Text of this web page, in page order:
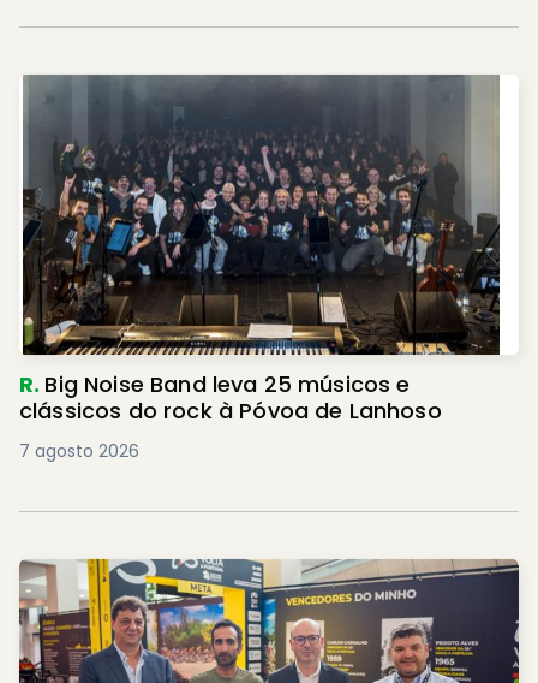
R. Big Noise Band leva 25 músicos e
clássicos do rock à Póvoa de Lanhoso
7 agosto 2026